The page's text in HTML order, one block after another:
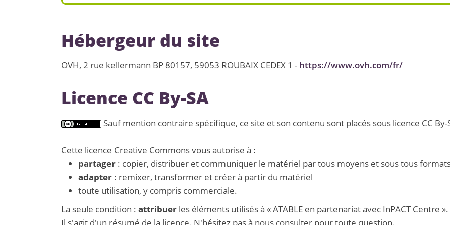
Hébergeur du site
OVH, 2 rue kellermann BP 80157, 59053 ROUBAIX CEDEX 1 - https://www.ovh.com/fr/
Licence CC By-SA
Sauf mention contraire spécifique, ce site et son contenu sont placés sous licence CC By-
Cette licence Creative Commons vous autorise à :
partager : copier, distribuer et communiquer le matériel par tous moyens et sous tous
adapter : remixer, transformer et créer à partir du matériel
toute utilisation, y compris commerciale.
La seule condition : attribuer les éléments utilisés à « ATABLE en partenariat avec InPACT Centre ».